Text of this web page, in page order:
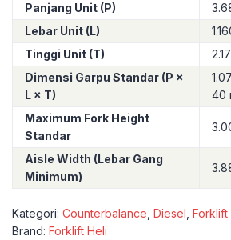
Panjang Unit (P)
Lebar Unit (L)
Tinggi Unit (T)
Dimensi Garpu Standar (P ×
L × T)
40
Maximum Fork Height
Standar
Aisle Width (Lebar Gang
Minimum)
Kategori: Counterbalance Diesel Forklift
Brand: Forklift Heli